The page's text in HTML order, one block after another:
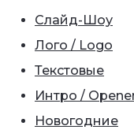
Слайд-Шоу
Лого / Logo
Текстовые
Интро /
Новогодние